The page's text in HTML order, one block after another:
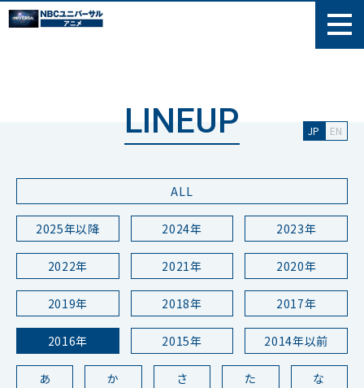
JP EN
LINEUP
ALL
2025年以降 2024年 2023年
2022年 2021年 2020年
2019年 2018年 2017年
2016年 2015年 2014年以前
あ か さ た な